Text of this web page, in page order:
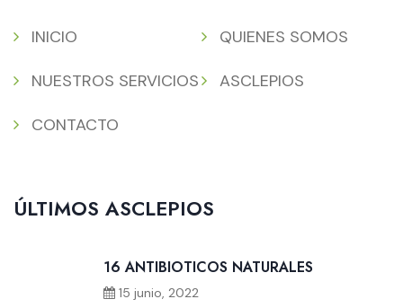
INICIO QUIENES SOMOS
NUESTROS SERVICIOS ASCLEPIOS
CONTACTO
ÚLTIMOS ASCLEPIOS
16 ANTIBIOTICOS NATURALES
15 junio, 2022